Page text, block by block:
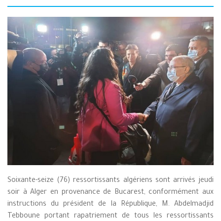
Soixante-seize (76) ressortissants algériens sont arrivés jeudi
soir à Alger en provenance de Bucarest, conformément aux
instructions du président de la République, M. Abdelmadjid
Tebboune portant rapatriement de tous les ressortissants